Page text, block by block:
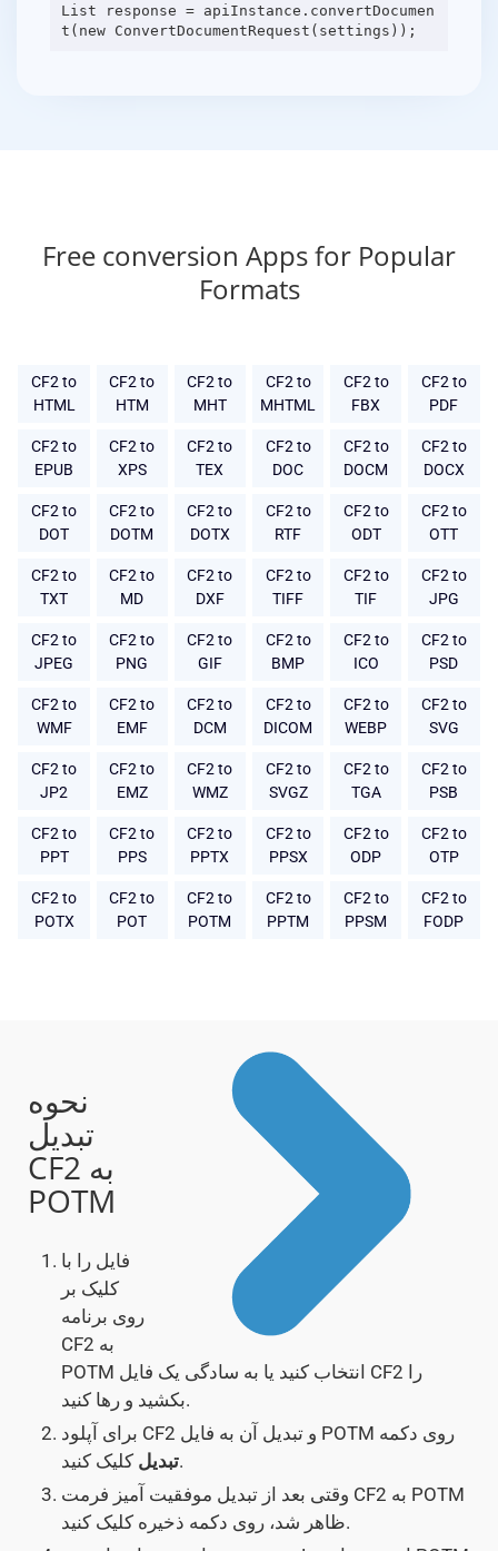
List response = apiInstance.convertDocumen
Free conversion Apps for Popular
Formats
CF2 to
HTML
CF2 to
HTM
CF2 to
MHT
CF2 to
MHTML
CF2 to
FBX
CF2 to
PDF
CF2 to
EPUB
CF2 to
XPS
CF2 to
TEX
CF2 to
DOC
CF2 to
DOCM
CF2 to
DOCX
CF2 to
DOT
CF2 to
DOTM
CF2 to
DOTX
CF2 to
RTF
CF2 to
ODT
CF2 to
OTT
CF2 to
TXT
CF2 to
MD
CF2 to
DXF
CF2 to
TIFF
CF2 to
TIF
CF2 to
JPG
CF2 to
JPEG
CF2 to
PNG
CF2 to
GIF
CF2 to
BMP
CF2 to
ICO
CF2 to
PSD
CF2 to
WMF
CF2 to
EMF
CF2 to
DCM
CF2 to
DICOM
CF2 to
WEBP
CF2 to
SVG
CF2 to
JP2
CF2 to
EMZ
CF2 to
WMZ
CF2 to
SVGZ
CF2 to
TGA
CF2 to
PSB
CF2 to
PPT
CF2 to
PPS
CF2 to
PPTX
CF2 to
PPSX
CF2 to
ODP
CF2 to
OTP
CF2 to
POTX
CF2 to
POT
CF2 to
POTM
CF2 to
PPTM
CF2 to
PPSM
CF2 to
FODP
نحوه
تبدیل
CF2 به
POTM
فایل را با
کلیک بر
روی برنامه
CF2 به
POTM انتخاب کنید یا به سادگی یک فایل CF2 را
بکشید و رها کنید.
برای آپلود CF2 و تبدیل آن به فایل POTM روی دکمه
تبدیلکلیک کنید.
وقتی بعد از تبدیل موفقیت آمیز فرمت CF2 به POTM
ظاهر شد، روی دکمه ذخیره کلیک کنید.